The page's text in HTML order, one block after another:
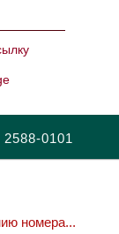
2588-0101
номера...